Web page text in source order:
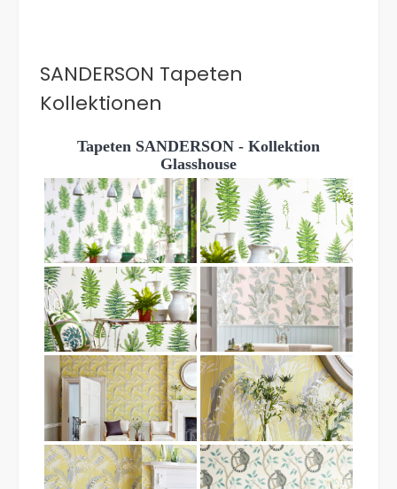
SANDERSON Tapeten
Kollektionen
Tapeten SANDERSON - Kollektion
Glasshouse